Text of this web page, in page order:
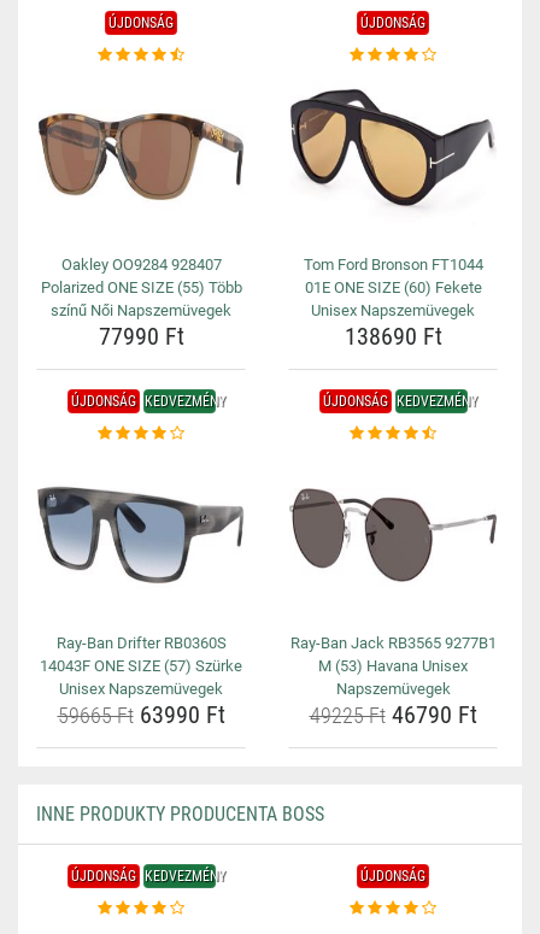
ÚJDONSÁG
Oakley OO9284 928407
Polarized ONE SIZE (55) Több
színű Női Napszemüvegek
77990 Ft
ÚJDONSÁG
Tom Ford Bronson FT1044
01E ONE SIZE (60) Fekete
Unisex Napszemüvegek
138690 Ft
ÚJDONSÁG KEDVEZMÉNY
Ray-Ban Drifter RB0360S
14043F ONE SIZE (57) Szürke
Unisex Napszemüvegek
59665 Ft63990 Ft
ÚJDONSÁG KEDVEZMÉNY
Ray-Ban Jack RB3565 9277B1
M (53) Havana Unisex
Napszemüvegek
49225 Ft46790 Ft
INNE PRODUKTY PRODUCENTA BOSS
ÚJDONSÁG KEDVEZMÉNY ÚJDONSÁG